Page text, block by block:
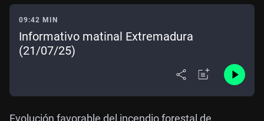
09:42 MIN
Informativo matinal Extremadura
(21/07/25)
Evolución favorable del incendio forestal de